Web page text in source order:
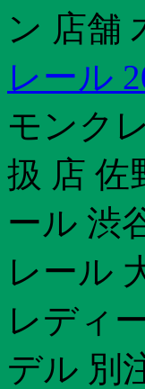
ン 店舗
レール
モンク
扱 店 佐
ール 渋
レール
レディ
デル 別